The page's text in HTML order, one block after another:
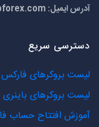
آدرس ایمیل:
دسترسی سریع
لیست بروکرهای فارکس
لیست بروکرهای
آموزش افتتاح حساب